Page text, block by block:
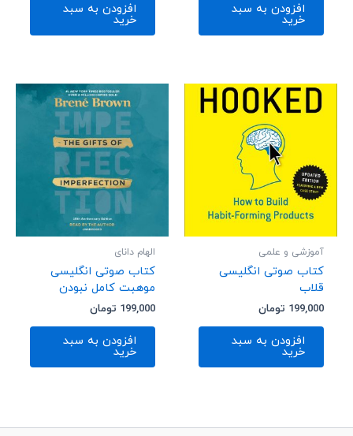
افزودن به سبد
خرید
افزودن به سبد
خرید
آموزشی و علمی
کتاب صوتی انگلیسی
قلاب
199,000 تومان
افزودن به سبد
خرید
الهام دانای
کتاب صوتی انگلیسی
موهبت کامل نبودن
199,000 تومان
افزودن به سبد
خرید